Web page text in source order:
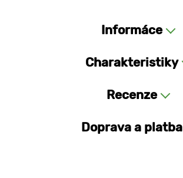
Informáce
Charakteristiky
Recenze
Doprava a platba